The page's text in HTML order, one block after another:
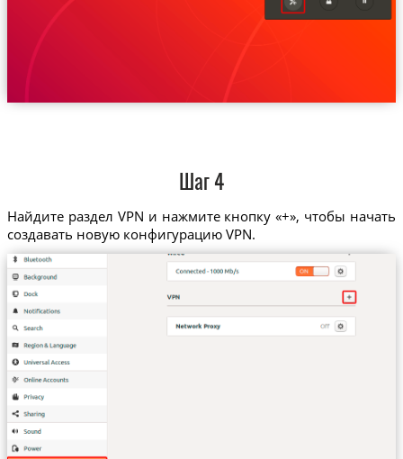
Шаг 4
Найдите раздел VPN и нажмите кнопку «+», чтобы начать
создавать новую конфигурацию VPN.